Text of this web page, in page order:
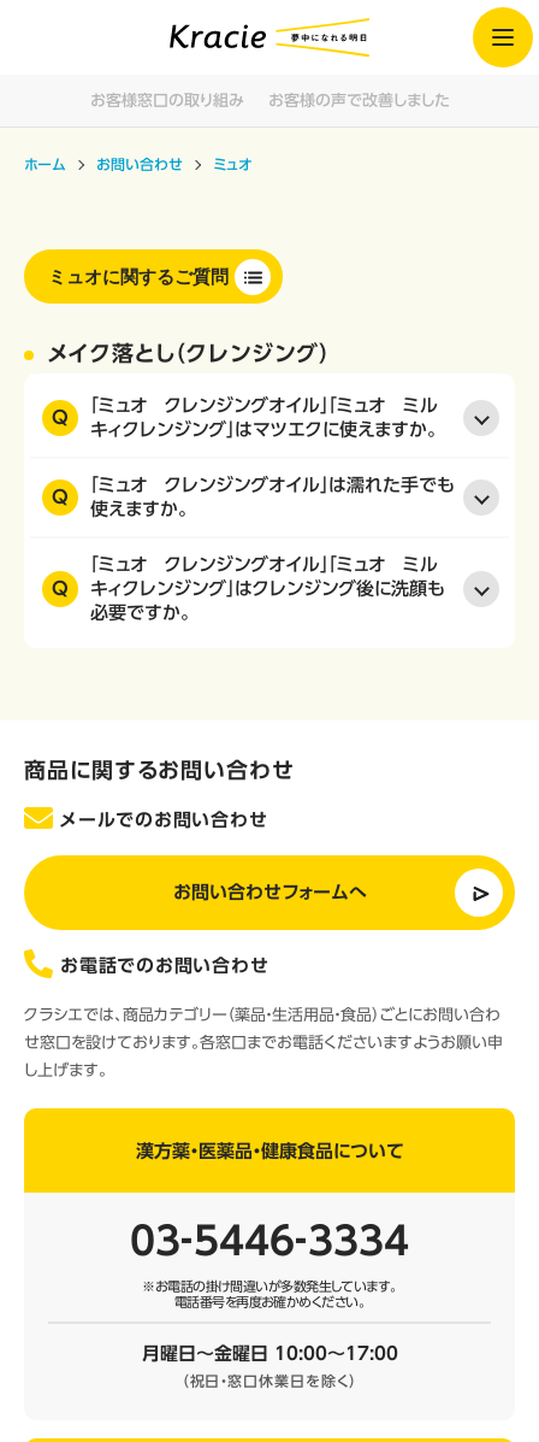
お客様窓口の取り組み お客様の声で改善しました
ホーム お問い合わせ ミュオ
ミュオに関するご質問
メイク落とし（クレンジング）
Q
「ミュオ クレンジングオイル」「ミュオ ミル
キィクレンジング」はマツエクに使えますか。
Q
「ミュオ クレンジングオイル」は濡れた手でも
使えますか。
Q
「ミュオ クレンジングオイル」「ミュオ ミル
キィクレンジング」はクレンジング後に洗顔も
必要ですか。
商品に関するお問い合わせ
メールでのお問い合わせ
お問い合わせフォームへ
お電話でのお問い合わせ
クラシエでは、商品カテゴリー（薬品・生活用品・食品）ごとにお問い合わ
せ窓口を設けております。各窓口までお電話くださいますようお願い申
し上げます。
漢方薬・医薬品・健康食品について
03‐5446‐3334
※お電話の掛け間違いが多数発生しています。
電話番号を再度お確かめください。
月曜日～金曜日 10:00～17:00
（祝日・窓口休業日を除く）